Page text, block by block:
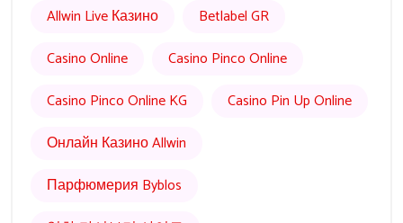
Allwin Live Казино
Betlabel GR
Casino Online
Casino Pinco Online
Casino Pinco Online KG
Casino Pin Up Online
Онлайн Казино Allwin
Парфюмерия Byblos